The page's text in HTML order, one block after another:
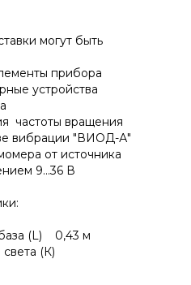
могут быть
прибора
устройства
частоты вращения
вибрации "ВИОД-А"
от источника
9...36 В
(L) 0,43 м
света (К)